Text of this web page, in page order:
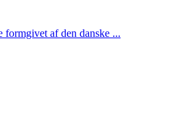
formgivet af den danske ...